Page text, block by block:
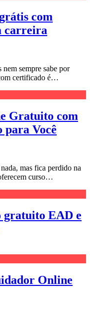
com
carreira
sempre sabe por
certificado é…
Gratuito com
Você
mas fica perdido na
curso…
gratuito EAD e
Online